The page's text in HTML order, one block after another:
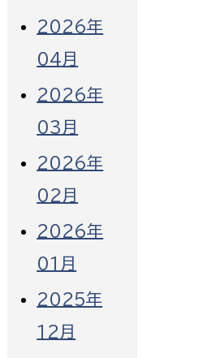
2026年
04月
2026年
03月
2026年
02月
2026年
01月
2025年
12月